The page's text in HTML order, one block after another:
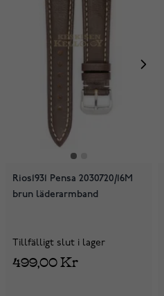
Rios1931 Pensa 2030720/16M
brun läderarmband
Tillfälligt slut i lager
499,00 Kr